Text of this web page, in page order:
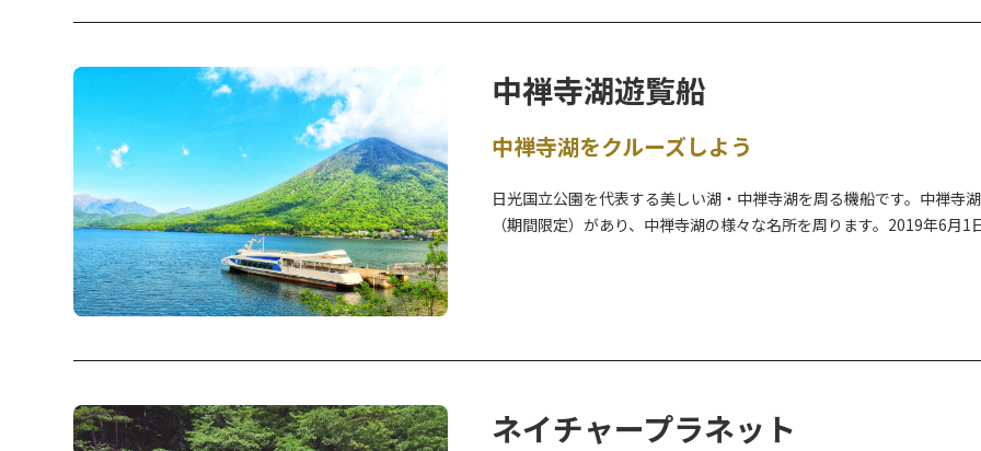
中禅寺湖遊覧船
中禅寺湖をクルーズしよう
日光国立公園を代表する美しい湖・中禅寺湖を周る機船です。中禅寺
（期間限定）があり、中禅寺湖の様々な名所を周ります。2019年6月
ネイチャープラネット